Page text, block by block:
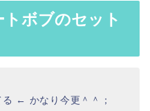
トボブのセット
← かなり今更＾＾；